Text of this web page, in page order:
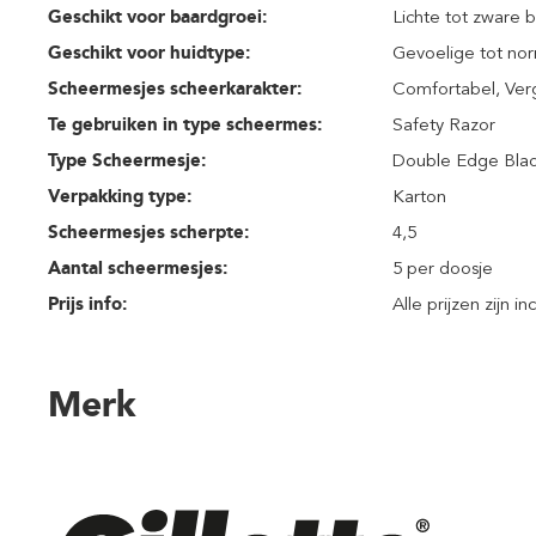
Geschikt voor baardgroei:
Lichte tot zware
Geschikt voor huidtype:
Gevoelige tot
Scheermesjes scheerkarakter:
Comfortabel,
Te gebruiken in type scheermes:
Safety Razor
Type Scheermesje:
Double Edge
Verpakking type:
Karton
Scheermesjes scherpte:
4,5
Aantal scheermesjes:
5 per doosje
Prijs info:
Alle prijzen zijn
Merk